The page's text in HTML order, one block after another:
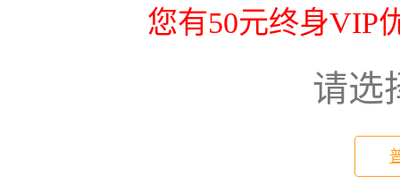
您有50元终身VIP
请选